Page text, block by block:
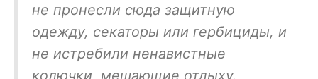
не пронесли сюда защитную
одежду, секаторы или гербициды, и
не истребили ненавистные
колючки, мешающие отдыху.